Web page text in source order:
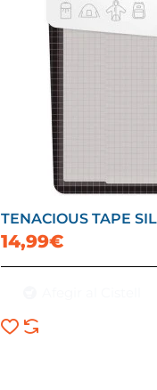
TENACIOUS TAPE
14,99€